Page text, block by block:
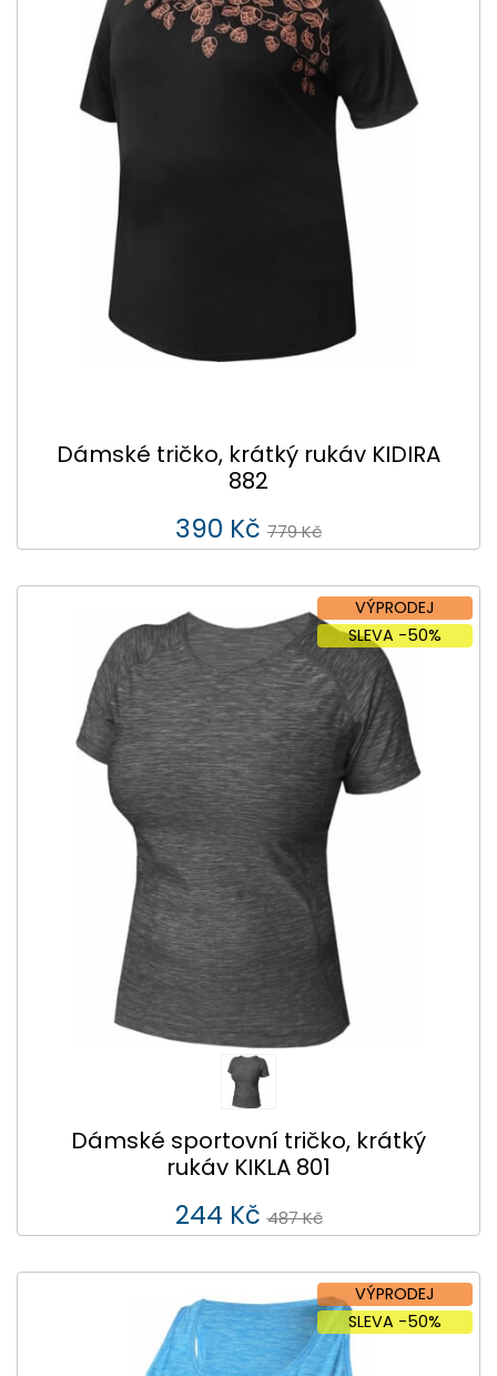
Dámské tričko, krátký rukáv KIDIRA
882
390 Kč 779 Kč
VÝPRODEJ
SLEVA -50%
Dámské sportovní tričko, krátký
rukáv KIKLA 801
244 Kč 487 Kč
VÝPRODEJ
SLEVA -50%